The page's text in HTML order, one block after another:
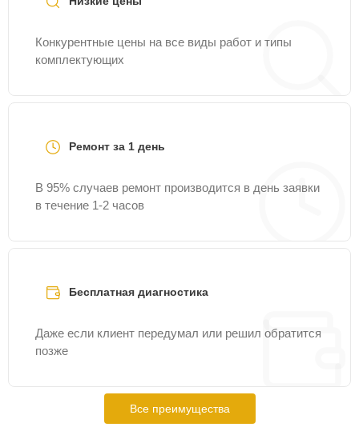
Конкурентные цены на все виды работ и типы
комплектующих
Ремонт за 1 день
В 95% случаев ремонт производится в день заявки
в течение 1-2 часов
Бесплатная диагностика
Даже если клиент передумал или решил обратится
позже
Все преимущества